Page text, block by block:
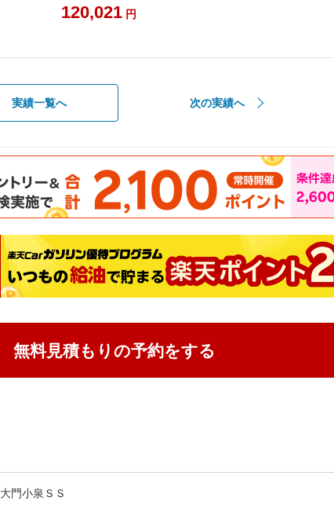
120,021 円
実績一覧へ 次の実績へ
無料見積もりの予約をする
大門小泉ＳＳ